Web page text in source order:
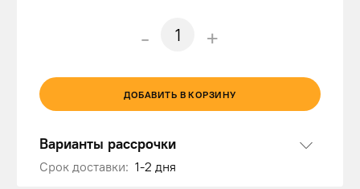
- +
ДОБАВИТЬ В КОРЗИНУ
Варианты рассрочки
Срок доставки: 1-2 дня